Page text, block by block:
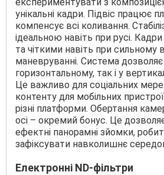
унікальні кадри. Підвіс працює
компенсує всі коливання.
ідеальною навіть при русі.
та чіткими навіть при сильному
маневруванні. Система дозволяє
горизонтальному, так і у
Це важливо для соціальних
контенту для мобільних
різні платформи. Обертання
осі – окремий бонус. Це
ефектні панорамні зйомки,
зафіксувати навколишнє
Електронні ND-фільтри